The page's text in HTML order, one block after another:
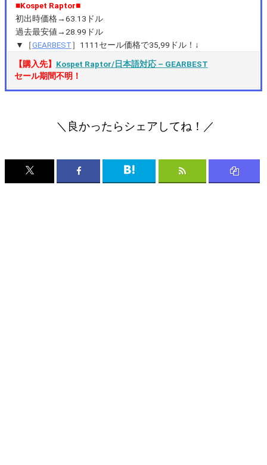
■Kospet Raptor■
初出時価格→63.13ドル
過去最安値→28.99ドル
▼［GEARBEST］1111セール価格で35,99ドル！↓
【購入先】 Kospet Raptor/日本語対応 – GEARBEST
セール期間不明！
＼良かったらシェアしてね！／